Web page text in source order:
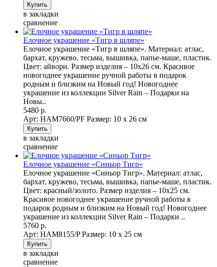
в закладки
сравнение
Елочное украшение «Тигр в шляпе»
Елочное украшение «Тигр в шляпе». Материал: атлас,
бархат, кружево, тесьма, вышивка, папье-маше, пластик.
Цвет: айвори. Размер изделия – 10х26 см. Красивое
новогоднее украшение ручной работы в подарок
родным и близким на Новый год! Новогоднее
украшение из коллекции Silver Rain – Подарки на
Новы..
5480 р.
Арт: НAM7660/PF Размер: 10 х 26 см
в закладки
сравнение
Елочное украшение «Синьор Тигр»
Елочное украшение «Синьор Тигр». Материал: атлас,
бархат, кружево, тесьма, вышивка, папье-маше, пластик.
Цвет: красный/золото. Размер изделия – 10х25 см.
Красивое новогоднее украшение ручной работы в
подарок родным и близким на Новый год! Новогоднее
украшение из коллекции Silver Rain – Подарки ..
5760 р.
Арт: НAM8155/P Размер: 10 х 25 см
в закладки
сравнение